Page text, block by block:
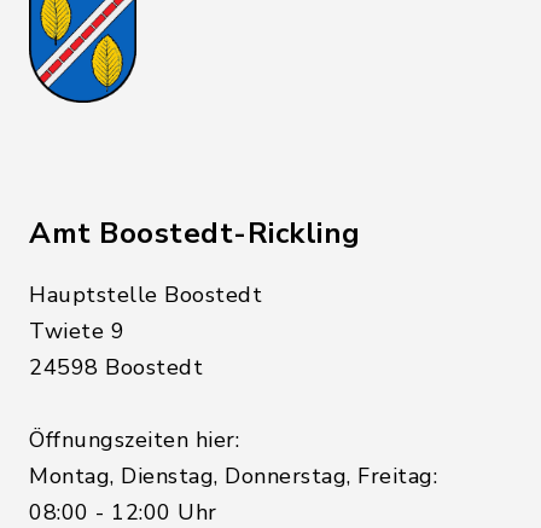
Amt Boostedt-Rickling
Hauptstelle Boostedt
Twiete 9
24598 Boostedt
Öffnungszeiten hier:
Montag, Dienstag, Donnerstag, Freitag:
08:00 - 12:00 Uhr